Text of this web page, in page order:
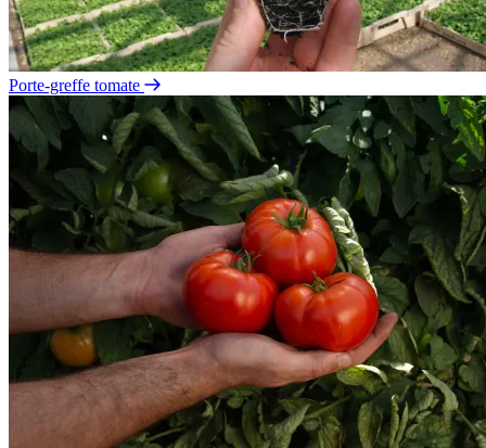
Porte-greffe tomate